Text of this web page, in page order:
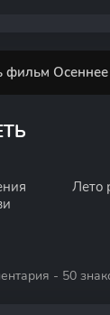
фильм
Лето
- 50